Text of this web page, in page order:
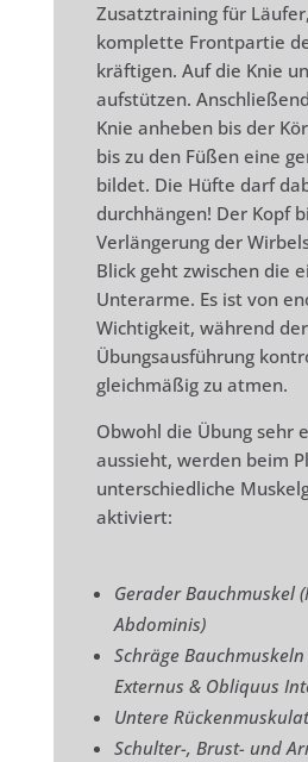
Zusatztraining für
komplette Frontpartie
kräftigen. Auf die Knie
aufstützen.
Knie anheben bis der
bis zu den Füßen eine
bildet. Die Hüfte darf
durchhängen! Der Kopf
Verlängerung der
Blick geht zwischen die
Unterarme. Es ist von
Wichtigkeit, während der
Übungsausführung
gleichmäßig zu atmen.
Obwohl die Übung sehr
aussieht, werden beim
unterschiedliche
aktiviert:
Gerader Bauchmuskel
Abdominis)
Schräge
Externus & Obliquus
Untere
Schulter-, Brust- und